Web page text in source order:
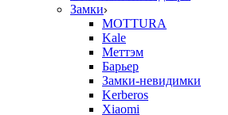
Замки
MOTTURA
Kale
Меттэм
Барьер
Замки-невидимки
Kerberos
Xiaomi